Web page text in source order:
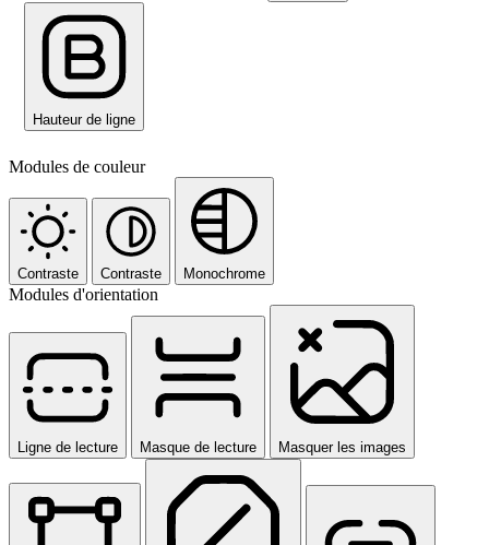
Hauteur de ligne
Modules de couleur
Contraste Contraste Monochrome
Modules d'orientation
Ligne de lecture Masque de lecture Masquer les images